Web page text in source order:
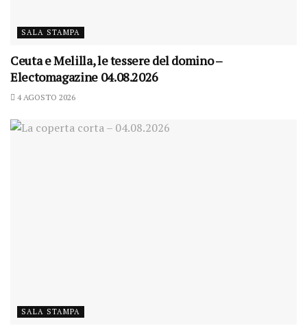
SALA STAMPA
Ceuta e Melilla, le tessere del domino –
Electomagazine 04.08.2026
4 AGOSTO 2026
SALA STAMPA